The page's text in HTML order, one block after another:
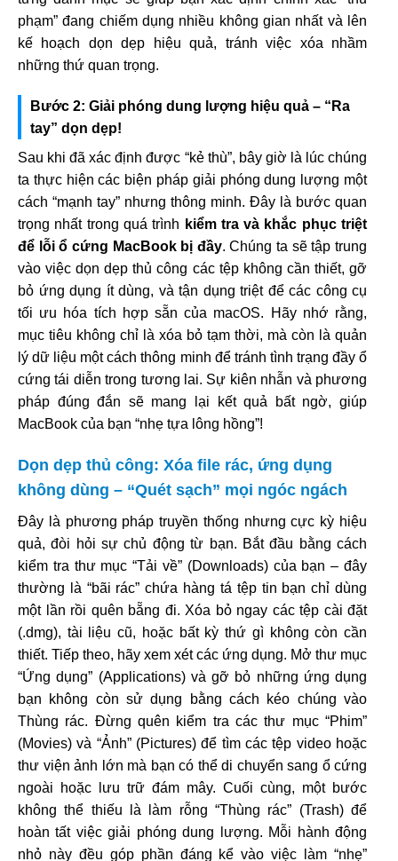
phạm” đang chiếm dụng nhiều không gian nhất và lên
kế hoạch dọn dẹp hiệu quả, tránh việc xóa nhầm
những thứ quan trọng.
Bước 2: Giải phóng dung lượng hiệu quả – “Ra
tay” dọn dẹp!
Sau khi đã xác định được “kẻ thù”, bây giờ là lúc chúng
ta thực hiện các biện pháp giải phóng dung lượng một
cách “mạnh tay” nhưng thông minh. Đây là bước quan
trọng nhất trong quá trình kiểm tra và khắc phục triệt
để lỗi ổ cứng MacBook bị đầy. Chúng ta sẽ tập trung
vào việc dọn dẹp thủ công các tệp không cần thiết, gỡ
bỏ ứng dụng ít dùng, và tận dụng triệt để các công cụ
tối ưu hóa tích hợp sẵn của macOS. Hãy nhớ rằng,
mục tiêu không chỉ là xóa bỏ tạm thời, mà còn là quản
lý dữ liệu một cách thông minh để tránh tình trạng đầy ổ
cứng tái diễn trong tương lai. Sự kiên nhẫn và phương
pháp đúng đắn sẽ mang lại kết quả bất ngờ, giúp
MacBook của bạn “nhẹ tựa lông hồng”!
Dọn dẹp thủ công: Xóa file rác, ứng dụng
không dùng – “Quét sạch” mọi ngóc ngách
Đây là phương pháp truyền thống nhưng cực kỳ hiệu
quả, đòi hỏi sự chủ động từ bạn. Bắt đầu bằng cách
kiểm tra thư mục “Tải về” (Downloads) của bạn – đây
thường là “bãi rác” chứa hàng tá tệp tin bạn chỉ dùng
một lần rồi quên bẵng đi. Xóa bỏ ngay các tệp cài đặt
(.dmg), tài liệu cũ, hoặc bất kỳ thứ gì không còn cần
thiết. Tiếp theo, hãy xem xét các ứng dụng. Mở thư mục
“Ứng dụng” (Applications) và gỡ bỏ những ứng dụng
bạn không còn sử dụng bằng cách kéo chúng vào
Thùng rác. Đừng quên kiểm tra các thư mục “Phim”
(Movies) và “Ảnh” (Pictures) để tìm các tệp video hoặc
thư viện ảnh lớn mà bạn có thể di chuyển sang ổ cứng
ngoài hoặc lưu trữ đám mây. Cuối cùng, một bước
không thể thiếu là làm rỗng “Thùng rác” (Trash) để
hoàn tất việc giải phóng dung lượng. Mỗi hành động
nhỏ này đều góp phần đáng kể vào việc làm “nhẹ”